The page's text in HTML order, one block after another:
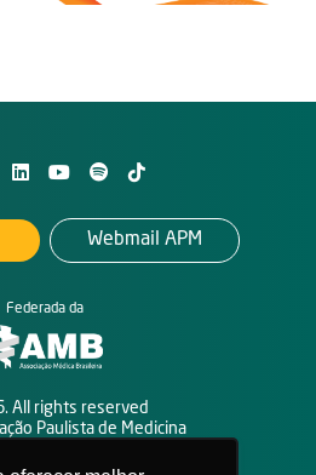
All rights reserved
Paulista de Medicina
Federada da
Webmail APM